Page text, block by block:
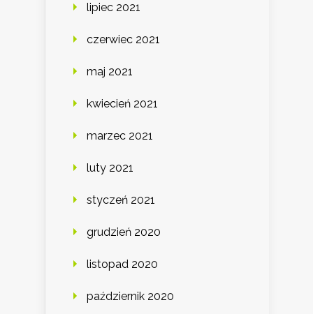
lipiec 2021
czerwiec 2021
maj 2021
kwiecień 2021
marzec 2021
luty 2021
styczeń 2021
grudzień 2020
listopad 2020
październik 2020